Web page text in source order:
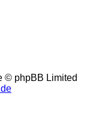
© phpBB Limited